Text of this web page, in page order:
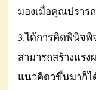
มองเมื่อคุณปราร
3.ได้การคิดพินิจ
สามารถสร้างแร
แนวคิดวขึ้นมาก็ไ